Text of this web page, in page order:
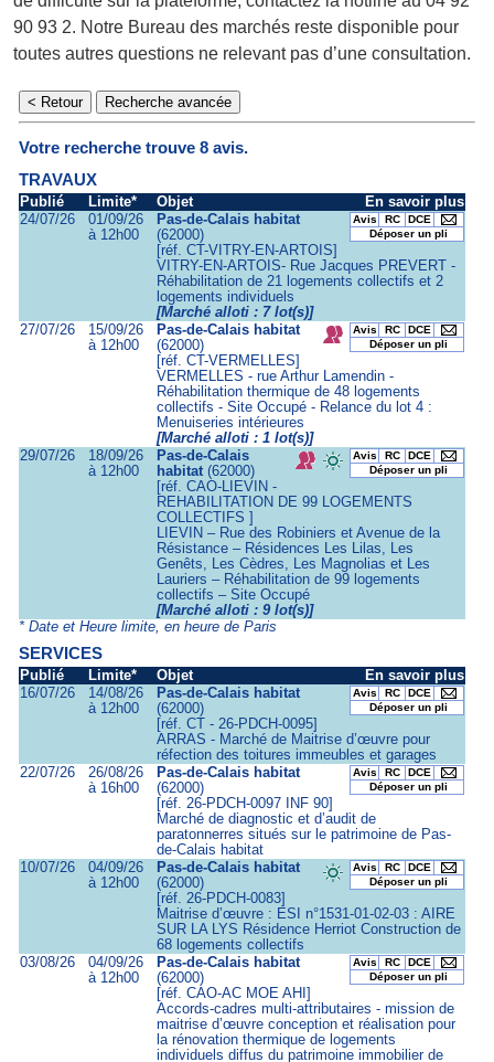
90 93 2. Notre Bureau des marchés reste disponible pour
toutes autres questions ne relevant pas d’une consultation.